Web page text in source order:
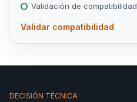
Validación de
Validar compatibilidad
DECISIÓN TÉCNICA